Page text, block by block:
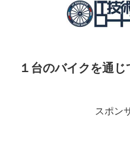
１台のバイクを通
スポン